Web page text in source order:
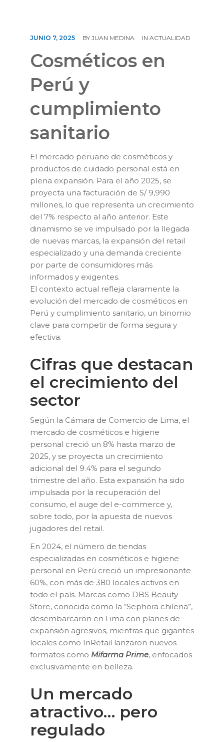
JUNIO 7, 2025 BY JUAN MEDINA IN ACTUALIDAD
Cosméticos en
Perú y
cumplimiento
sanitario
El mercado peruano de cosméticos y
productos de cuidado personal está en
plena expansión. Para el año 2025, se
proyecta una facturación de S/ 9,990
millones, lo que representa un crecimiento
del 7% respecto al año anterior. Este
dinamismo se ve impulsado por la llegada
de nuevas marcas, la expansión del retail
especializado y una demanda creciente
por parte de consumidores más
informados y exigentes.
El contexto actual refleja claramente la
evolución del mercado de cosméticos en
Perú y cumplimiento sanitario, un binomio
clave para competir de forma segura y
efectiva.
Cifras que destacan
el crecimiento del
sector
Según la Cámara de Comercio de Lima, el
mercado de cosméticos e higiene
personal creció un 8% hasta marzo de
2025, y se proyecta un crecimiento
adicional del 9.4% para el segundo
trimestre del año. Esta expansión ha sido
impulsada por la recuperación del
consumo, el auge del e-commerce y,
sobre todo, por la apuesta de nuevos
jugadores del retail.
En 2024, el número de tiendas
especializadas en cosméticos e higiene
personal en Perú creció un impresionante
60%, con más de 380 locales activos en
todo el país. Marcas como DBS Beauty
Store, conocida como la “Sephora chilena”,
desembarcaron en Lima con planes de
expansión agresivos, mientras que gigantes
locales como InRetail lanzaron nuevos
formatos como Mifarma Prime, enfocados
exclusivamente en belleza.
Un mercado
atractivo… pero
regulado